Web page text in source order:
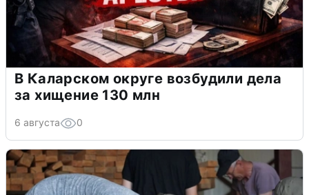
В Каларском округе возбудили дела
за хищение 130 млн
6 августа 0